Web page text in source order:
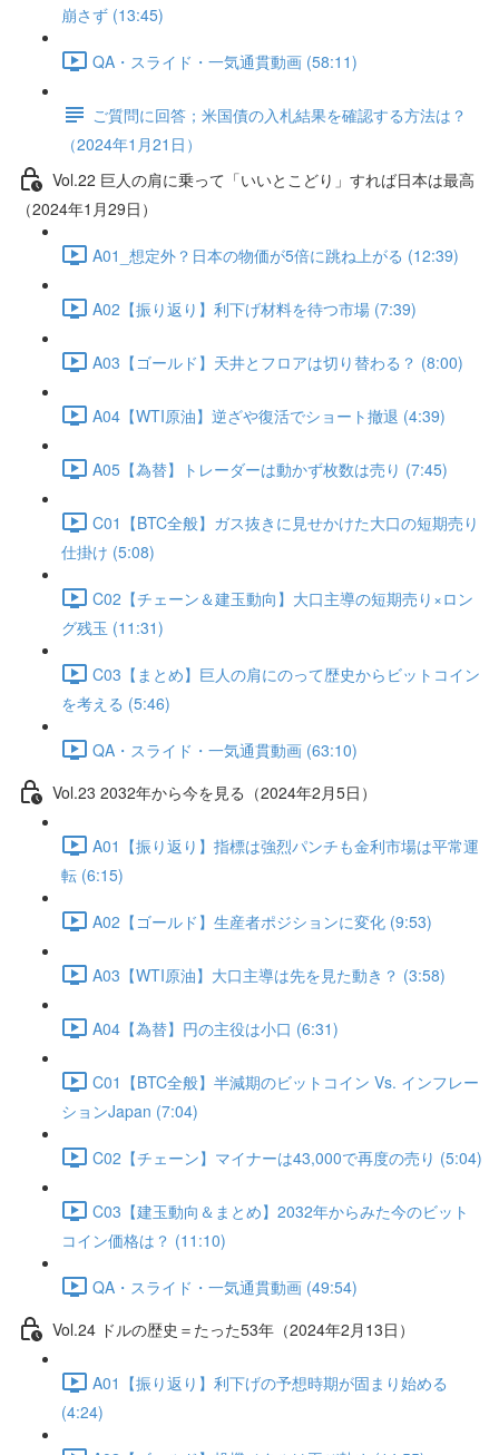
崩さず (13:45)
QA・スライド・一気通貫動画 (58:11)
ご質問に回答；米国債の入札結果を確認する方法は？
（2024年1月21日）
Vol.22 巨人の肩に乗って「いいとこどり」すれば日本は最高
（2024年1月29日）
A01_想定外？日本の物価が5倍に跳ね上がる (12:39)
A02【振り返り】利下げ材料を待つ市場 (7:39)
A03【ゴールド】天井とフロアは切り替わる？ (8:00)
A04【WTI原油】逆ざや復活でショート撤退 (4:39)
A05【為替】トレーダーは動かず枚数は売り (7:45)
C01【BTC全般】ガス抜きに見せかけた大口の短期売り
仕掛け (5:08)
C02【チェーン＆建玉動向】大口主導の短期売り×ロン
グ残玉 (11:31)
C03【まとめ】巨人の肩にのって歴史からビットコイン
を考える (5:46)
QA・スライド・一気通貫動画 (63:10)
Vol.23 2032年から今を見る（2024年2月5日）
A01【振り返り】指標は強烈パンチも金利市場は平常運
転 (6:15)
A02【ゴールド】生産者ポジションに変化 (9:53)
A03【WTI原油】大口主導は先を見た動き？ (3:58)
A04【為替】円の主役は小口 (6:31)
C01【BTC全般】半減期のビットコイン Vs. インフレー
ションJapan (7:04)
C02【チェーン】マイナーは43,000で再度の売り (5:04)
C03【建玉動向＆まとめ】2032年からみた今のビット
コイン価格は？ (11:10)
QA・スライド・一気通貫動画 (49:54)
Vol.24 ドルの歴史＝たった53年（2024年2月13日）
A01【振り返り】利下げの予想時期が固まり始める
(4:24)